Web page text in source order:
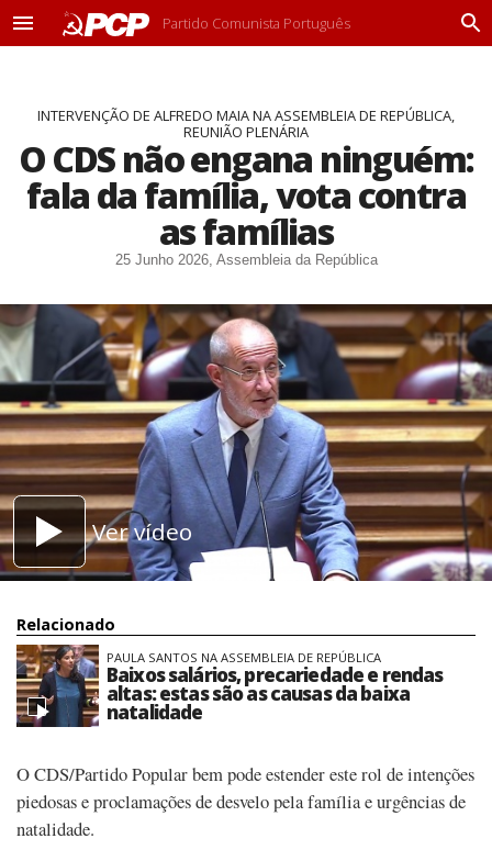
M
Partido Comunista Português
P
a
INTERVENÇÃO DE ALFREDO MAIA NA ASSEMBLEIA DE REPÚBLICA,
REUNIÃO PLENÁRIA
O CDS não engana ninguém:
fala da família, vota contra
as famílias
25 Junho 2026, Assembleia da República
Ver vídeo
Relacionado
PAULA SANTOS NA ASSEMBLEIA DE REPÚBLICA
Baixos salários, precariedade e rendas
altas: estas são as causas da baixa
natalidade
O CDS/Partido Popular bem pode estender este rol de intenções
piedosas e proclamações de desvelo pela família e urgências de
natalidade.